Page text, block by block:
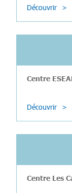
Découvrir
Centre
Découvrir
Centre Les